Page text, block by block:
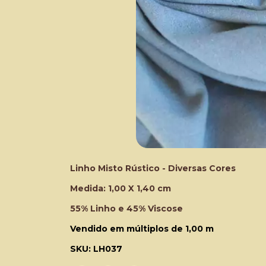
Linho Misto Rústico - Diversas Cores
Medida: 1,00 X 1,40 cm
55% Linho e 45% Viscose
Vendido em múltiplos de 1,00 m
SKU: LH037